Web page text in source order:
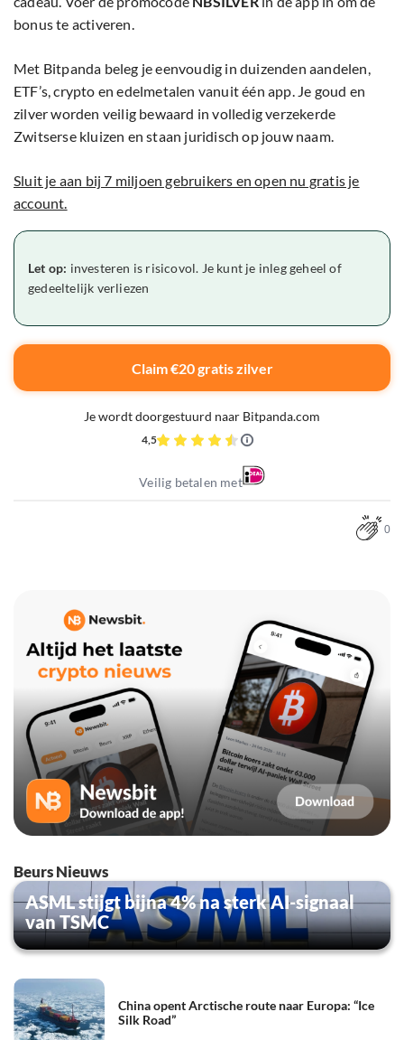
bonus te activeren.
Met Bitpanda beleg je eenvoudig in duizenden aandelen,
ETF’s, crypto en edelmetalen vanuit één app. Je goud en
zilver worden veilig bewaard in volledig verzekerde
Zwitserse kluizen en staan juridisch op jouw naam.
Sluit je aan bij 7 miljoen gebruikers en open nu gratis je
account.
Let op: investeren is risicovol. Je kunt je inleg geheel of
gedeeltelijk verliezen
Claim €20 gratis zilver
Je wordt doorgestuurd naar Bitpanda.com
4,5
Veilig betalen met
0
Beurs Nieuws
ASML stijgt bijna 4% na sterk AI-signaal
van TSMC
China opent Arctische route naar Europa: “Ice
Silk Road”